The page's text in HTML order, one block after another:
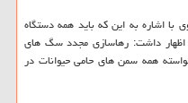
روابط عمومی شهرداری منطقه ۲۲، وی با اشاره به این كه باید همه دستگاه
اظهار داشت: رهاسازی مجدد سگ های
همه سمن های حامی حیوانات در